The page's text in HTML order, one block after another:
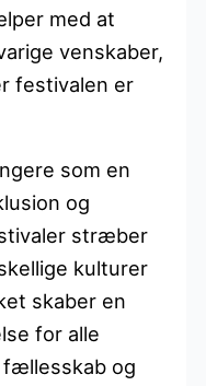
med at
venskaber,
festivalen er
som en
og
stræber
kulturer
skaber en
for alle
og